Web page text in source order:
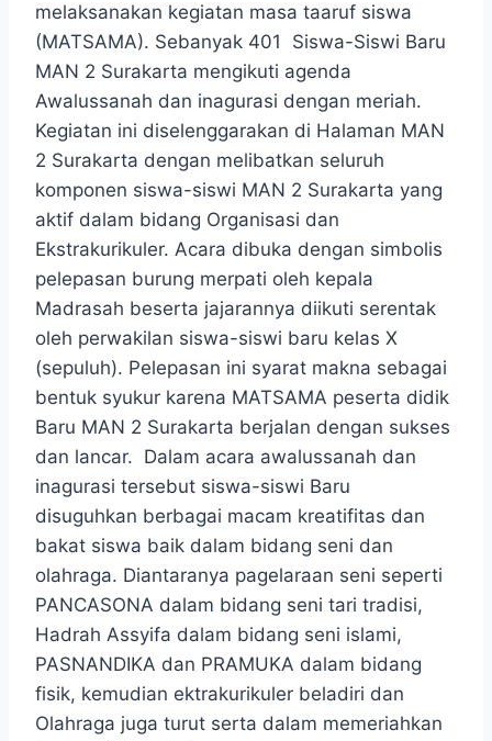
melaksanakan kegiatan masa taaruf siswa
(MATSAMA). Sebanyak 401 Siswa-Siswi Baru
MAN 2 Surakarta mengikuti agenda
Awalussanah dan inagurasi dengan meriah.
Kegiatan ini diselenggarakan di Halaman MAN
2 Surakarta dengan melibatkan seluruh
komponen siswa-siswi MAN 2 Surakarta yang
aktif dalam bidang Organisasi dan
Ekstrakurikuler. Acara dibuka dengan simbolis
pelepasan burung merpati oleh kepala
Madrasah beserta jajarannya diikuti serentak
oleh perwakilan siswa-siswi baru kelas X
(sepuluh). Pelepasan ini syarat makna sebagai
bentuk syukur karena MATSAMA peserta didik
Baru MAN 2 Surakarta berjalan dengan sukses
dan lancar. Dalam acara awalussanah dan
inagurasi tersebut siswa-siswi Baru
disuguhkan berbagai macam kreatifitas dan
bakat siswa baik dalam bidang seni dan
olahraga. Diantaranya pagelaraan seni seperti
PANCASONA dalam bidang seni tari tradisi,
Hadrah Assyifa dalam bidang seni islami,
PASNANDIKA dan PRAMUKA dalam bidang
fisik, kemudian ektrakurikuler beladiri dan
Olahraga juga turut serta dalam memeriahkan